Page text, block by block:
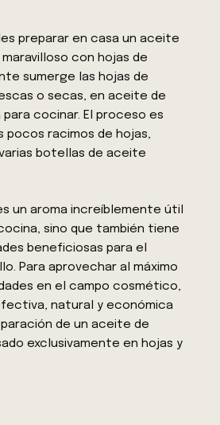
preparar en casa un aceite
con hojas de
sumerge las hojas de
o secas, en aceite de
cocinar. El proceso es
pocos racimos de hojas,
botellas de aceite
un aroma increíblemente útil
sino que también tiene
beneficiosas para el
Para aprovechar al máximo
en el campo cosmético,
natural y económica
de un aceite de
exclusivamente en hojas y